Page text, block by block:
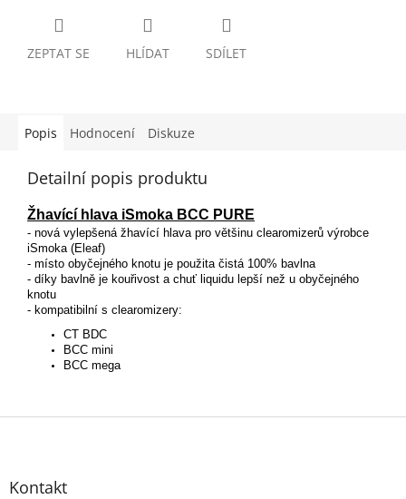
ZEPTAT SE HLÍDAT SDÍLET
Popis Hodnocení Diskuze
Detailní popis produktu
Žhavící hlava iSmoka BCC PURE
- nová vylepšená žhavící hlava pro většinu clearomizerů výrobce
iSmoka (Eleaf)
- místo obyčejného knotu je použita čistá 100% bavlna
- díky bavlně je kouřivost a chuť liquidu lepší než u obyčejného
knotu
- kompatibilní s clearomizery:
CT BDC
BCC mini
BCC mega
Kontakt